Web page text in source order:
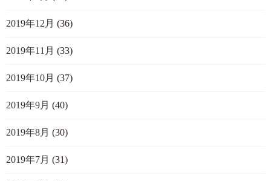
2019年12月 (36)
2019年11月 (33)
2019年10月 (37)
2019年9月 (40)
2019年8月 (30)
2019年7月 (31)